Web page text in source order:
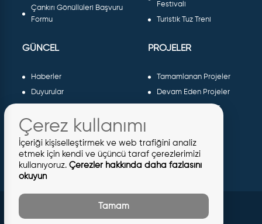
Çankırı Gönüllüleri Başvuru
Formu
Festivali
Turistik Tuz Treni
GÜNCEL
Haberler
Duyurular
Galeri
Etkinlikler
Meclis Kararları
İhaleler
İmar İlanları
PROJELER
Tamamlanan Projeler
Devam Eden Projeler
Planlanan Projeler
Sosyal Projeler
© 2026 Tüm Hakları Saklıdır
Çerez kullanımı
İçeriği kişiselleştirmek ve web trafiğini analiz
etmek için kendi ve üçüncü taraf çerezlerimizi
kullanıyoruz. Çerezler hakkında daha fazlasını
okuyun
Tamam